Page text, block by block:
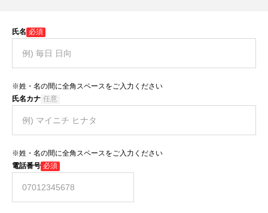
氏名 必須
※姓・名の間に全角スペースをご入力ください
氏名カナ 任意
※姓・名の間に全角スペースをご入力ください
電話番号 必須